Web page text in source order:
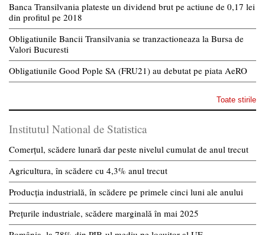
Banca Transilvania plateste un dividend brut pe actiune de 0,17 lei
din profitul pe 2018
Obligatiunile Bancii Transilvania se tranzactioneaza la Bursa de
Valori Bucuresti
Obligatiunile Good Pople SA (FRU21) au debutat pe piata AeRO
Toate stirile
Institutul National de Statistica
Comerțul, scădere lunară dar peste nivelul cumulat de anul trecut
Agricultura, în scădere cu 4,3% anul trecut
Producția industrială, în scădere pe primele cinci luni ale anului
Prețurile industriale, scădere marginală în mai 2025